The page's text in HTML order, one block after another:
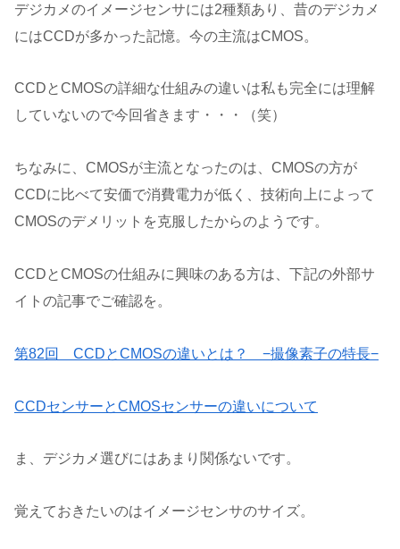
デジカメのイメージセンサには2種類あり、昔のデジカメ
にはCCDが多かった記憶。今の主流はCMOS。
CCDとCMOSの詳細な仕組みの違いは私も完全には理解
していないので今回省きます・・・（笑）
ちなみに、CMOSが主流となったのは、CMOSの方が
CCDに比べて安価で消費電力が低く、技術向上によって
CMOSのデメリットを克服したからのようです。
CCDとCMOSの仕組みに興味のある方は、下記の外部サ
イトの記事でご確認を。
第82回 CCDとCMOSの違いとは？ −撮像素子の特長−
CCDセンサーとCMOSセンサーの違いについて
ま、デジカメ選びにはあまり関係ないです。
覚えておきたいのはイメージセンサのサイズ。